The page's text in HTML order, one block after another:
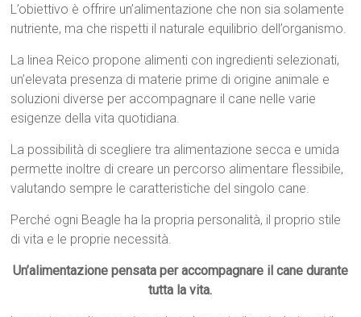
L’obiettivo è offrire un’alimentazione che non sia solamente
nutriente, ma che rispetti il naturale equilibrio dell’organismo.
La linea Reico propone alimenti con ingredienti selezionati,
un’elevata presenza di materie prime di origine animale e
soluzioni diverse per accompagnare il cane nelle varie
esigenze della vita quotidiana.
La possibilità di scegliere tra alimentazione secca e umida
permette inoltre di creare un percorso alimentare flessibile,
valutando sempre le caratteristiche del singolo cane.
Perché ogni Beagle ha la propria personalità, il proprio stile
di vita e le proprie necessità.
Un’alimentazione pensata per accompagnare il cane durante
tutta la vita.